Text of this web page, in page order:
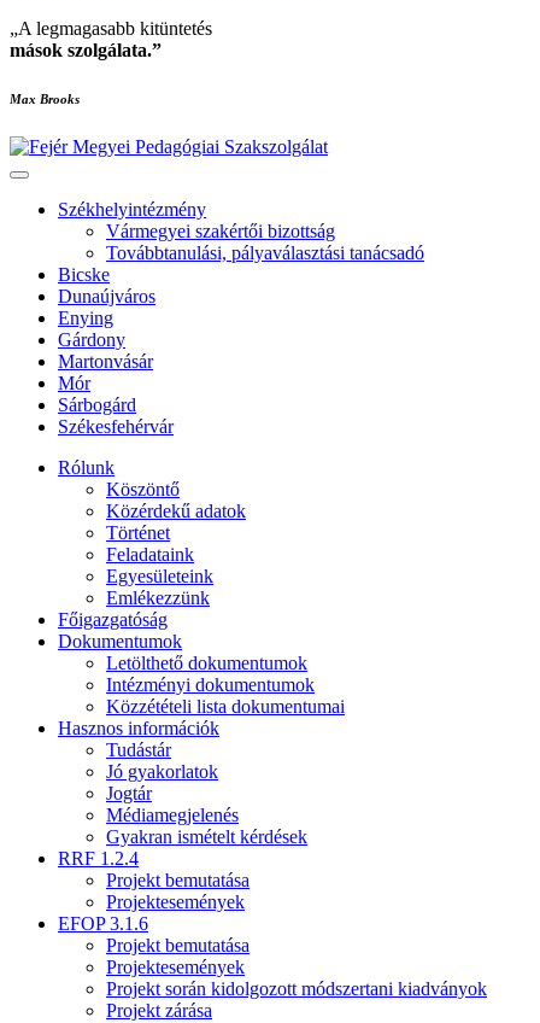
„A legmagasabb kitüntetés
mások szolgálata.”
Max Brooks
Székhelyintézmény
Vármegyei szakértői bizottság
Továbbtanulási, pályaválasztási tanácsadó
Bicske
Dunaújváros
Enying
Gárdony
Martonvásár
Mór
Sárbogárd
Székesfehérvár
Rólunk
Köszöntő
Közérdekű adatok
Történet
Feladataink
Egyesületeink
Emlékezzünk
Főigazgatóság
Dokumentumok
Letölthető dokumentumok
Intézményi dokumentumok
Közzétételi lista dokumentumai
Hasznos információk
Tudástár
Jó gyakorlatok
Jogtár
Médiamegjelenés
Gyakran ismételt kérdések
RRF 1.2.4
Projekt bemutatása
Projektesemények
EFOP 3.1.6
Projekt bemutatása
Projektesemények
Projekt során kidolgozott módszertani kiadványok
Projekt zárása